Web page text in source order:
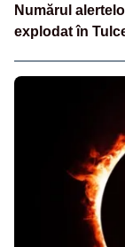
Numărul
explodat în